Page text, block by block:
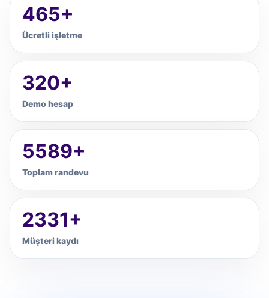
465+
Ücretli işletme
320+
Demo hesap
5589+
Toplam randevu
2331+
Müşteri kaydı